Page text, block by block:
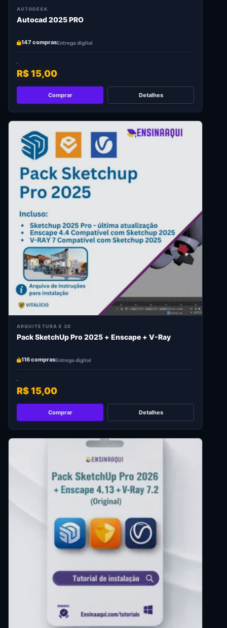
AUTODESK
Autocad 2025 PRO
147 comprasEntrega digital
R$ 15,00
Comprar Detalhes
ARQUITETURA E 3D
Pack SketchUp Pro 2025 + Enscape + V-Ray
116 comprasEntrega digital
R$ 15,00
Comprar Detalhes